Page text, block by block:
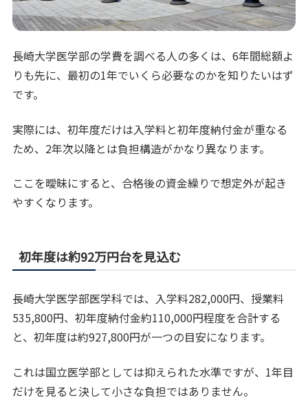
長崎大学医学部の学費を調べる人の多くは、6年間総額よ
りも先に、最初の1年でいくら必要なのかを知りたいはず
です。
実際には、初年度だけは入学料と初年度納付金が重なる
ため、2年次以降とは負担構造がかなり異なります。
ここを曖昧にすると、合格後の資金繰りで想定外が起き
やすくなります。
初年度は約92万円台を見込む
長崎大学医学部医学科では、入学料282,000円、授業料
535,800円、初年度納付金約110,000円程度を合計する
と、初年度は約927,800円が一つの目安になります。
これは国立医学部としては抑えられた水準ですが、1年目
だけを見ると決して小さな負担ではありません。